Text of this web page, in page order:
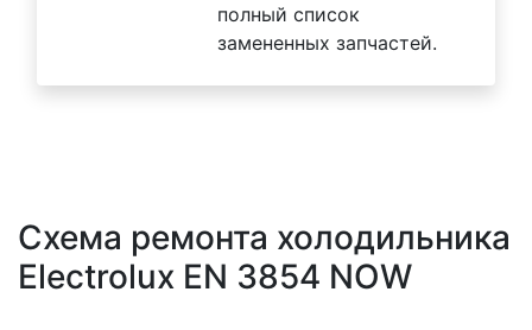
полный список
замененных запчастей.
Схема ремонта холодильника
Electrolux EN 3854 NOW